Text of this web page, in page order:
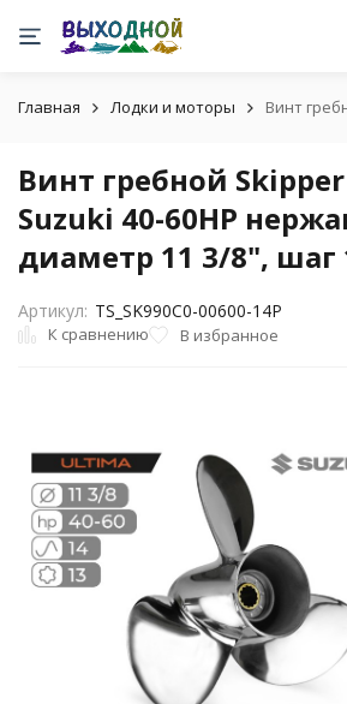
Главная Лодки и моторы Винт
Винт гребной
Suzuki 40-60HP
диаметр 11 3/8", шаг
Артикул: TS_SK990C0-00600-14P
К сравнению В избранное